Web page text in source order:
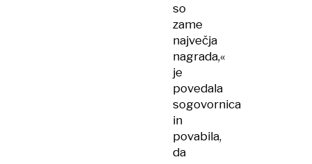
so
zame
največja
nagrada,«
je
povedala
sogovornica
in
povabila,
da